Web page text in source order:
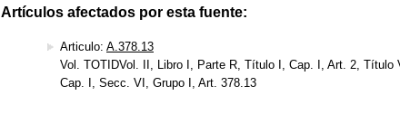
Artículos afectados por esta fuente:
Articulo: A.378.13
Vol. TOTIDVol. II, Libro I, Parte R, Título I, Cap. I, Art. 2,
Cap. I, Secc. VI, Grupo I, Art. 378.13